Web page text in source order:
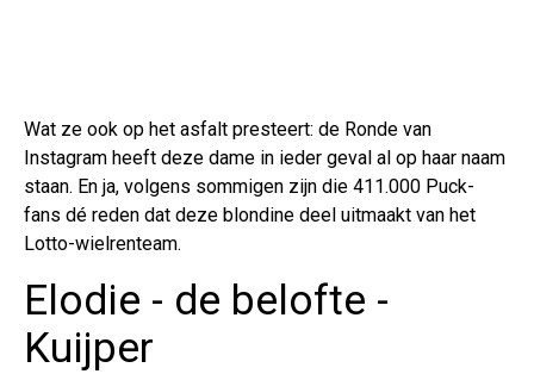
Wat ze ook op het asfalt presteert: de Ronde van
Instagram heeft deze dame in ieder geval al op haar naam
staan. En ja, volgens sommigen zijn die 411.000 Puck-
fans dé reden dat deze blondine deel uitmaakt van het
Lotto-wielrenteam.
Elodie - de belofte -
Kuijper